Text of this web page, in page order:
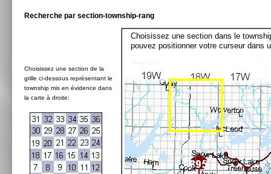
Recherche par section-township-rang
Choisissez une section de la
grille ci-dessous représentant le
township mis en évidence dans
la carte à droite:
Choisissez une section dans le
pouvez positionner votre curseur dans